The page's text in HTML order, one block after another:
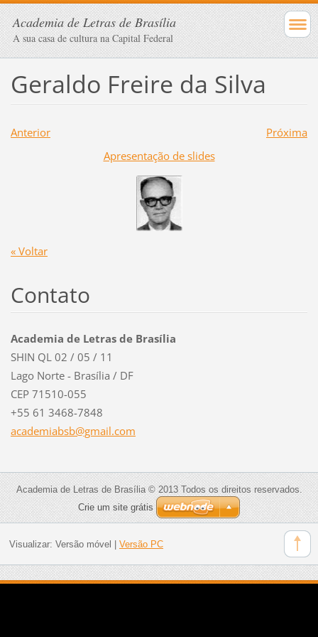
Academia de Letras de Brasília
A sua casa de cultura na Capital Federal
Geraldo Freire da Silva
Anterior
Próxima
Apresentação de slides
« Voltar
Contato
Academia de Letras de Brasília
SHIN QL 02 / 05 / 11
Lago Norte - Brasília / DF
CEP 71510-055
+55 61 3468-7848
academiabsb@gmail.com
Academia de Letras de Brasília © 2013 Todos os direitos reservados.
Crie um site grátis
Visualizar: Versão móvel Versão PC